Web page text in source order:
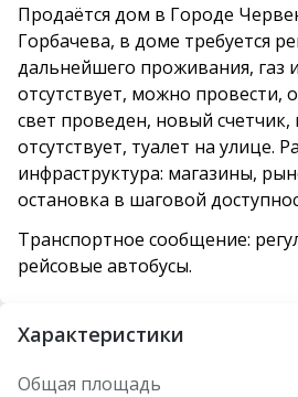
Продаётся дом в Городе
Горбачева, в доме требуется
дальнейшего проживания, газ
отсутствует, можно провести,
свет проведен, новый счетчик,
отсутствует, туалет на улице.
инфраструктура: магазины,
остановка в шаговой
Транспортное сообщение:
рейсовые автобусы.
Характеристики
Общая площадь